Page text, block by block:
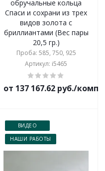
обручальные кольца
Спаси и сохрани из трех
видов золота с
бриллиантами (Вес пары
20,5 гр.)
Проба: 585, 750, 925
Артикул: i5465
от 137 167.62 руб./
ВИДЕО
НАШИ РАБОТЫ